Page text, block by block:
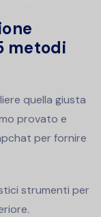
metodi
quella giusta
provato e
per fornire
strumenti per